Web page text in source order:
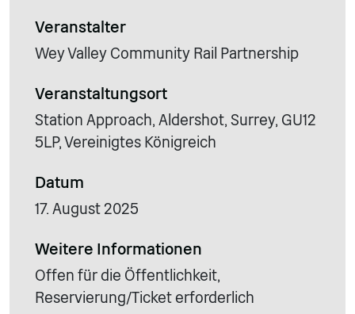
Veranstalter
Wey Valley Community Rail Partnership
Veranstaltungsort
Station Approach, Aldershot, Surrey, GU12
5LP, Vereinigtes Königreich
Datum
17. August 2025
Weitere Informationen
Offen für die Öffentlichkeit,
Reservierung/Ticket erforderlich